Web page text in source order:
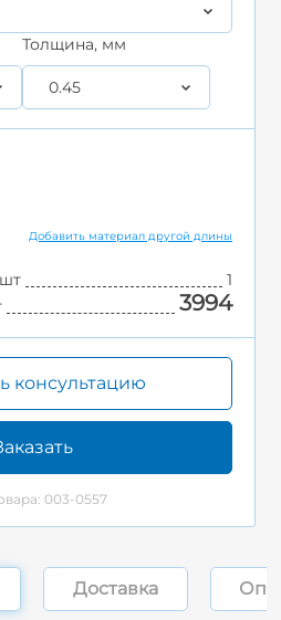
Толщина, мм
0.45
Добавить материал другой длины
1
3994
консультацию
003-0557
Доставка